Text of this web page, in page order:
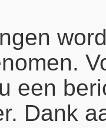
een
Dank